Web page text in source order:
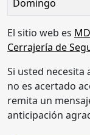
Domingo
El sitio web es
Cerrajería de
Si usted
no es acertado
remita un
anticipación